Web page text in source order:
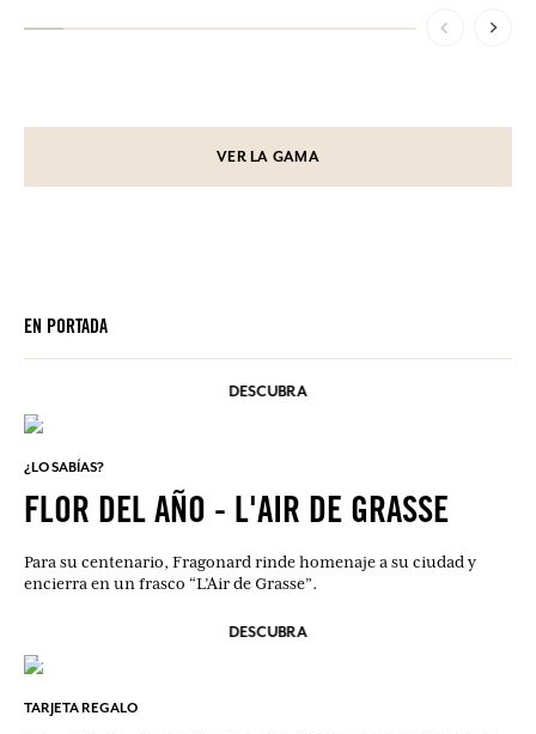
VER LA GAMA
EN PORTADA
DESCUBRA
¿LO SABÍAS?
FLOR DEL AÑO - L'AIR DE GRASSE
Para su centenario, Fragonard rinde homenaje a su ciudad y
encierra en un frasco “L’Air de Grasse”.
DESCUBRA
TARJETA REGALO